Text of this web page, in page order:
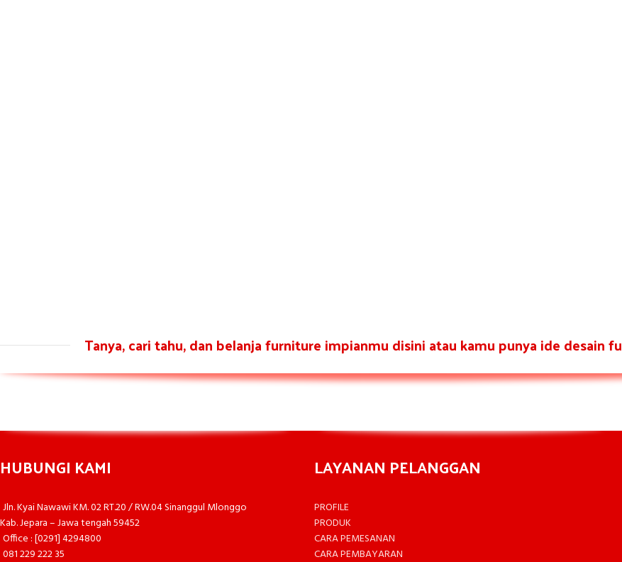
Tanya, cari tahu, dan belanja furniture impianmu disini atau kamu punya ide desain
HUBUNGI KAMI
Jln. Kyai Nawawi KM. 02 RT.20 / RW.04 Sinanggul Mlonggo
Kab. Jepara – Jawa tengah 59452
Office : [0291] 4294800
081 229 222 35
LAYANAN PELANGGAN
PROFILE
PRODUK
CARA PEMESANAN
CARA PEMBAYARAN